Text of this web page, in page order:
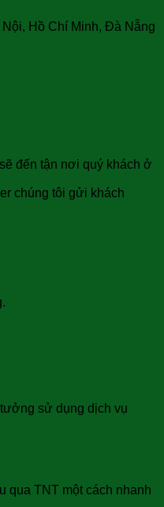
Hồ Chí Minh, Đà Nẵng
đến tận nơi quý khách ở
chúng tôi gửi khách
sử dụng dịch vụ
qua TNT một cách nhanh